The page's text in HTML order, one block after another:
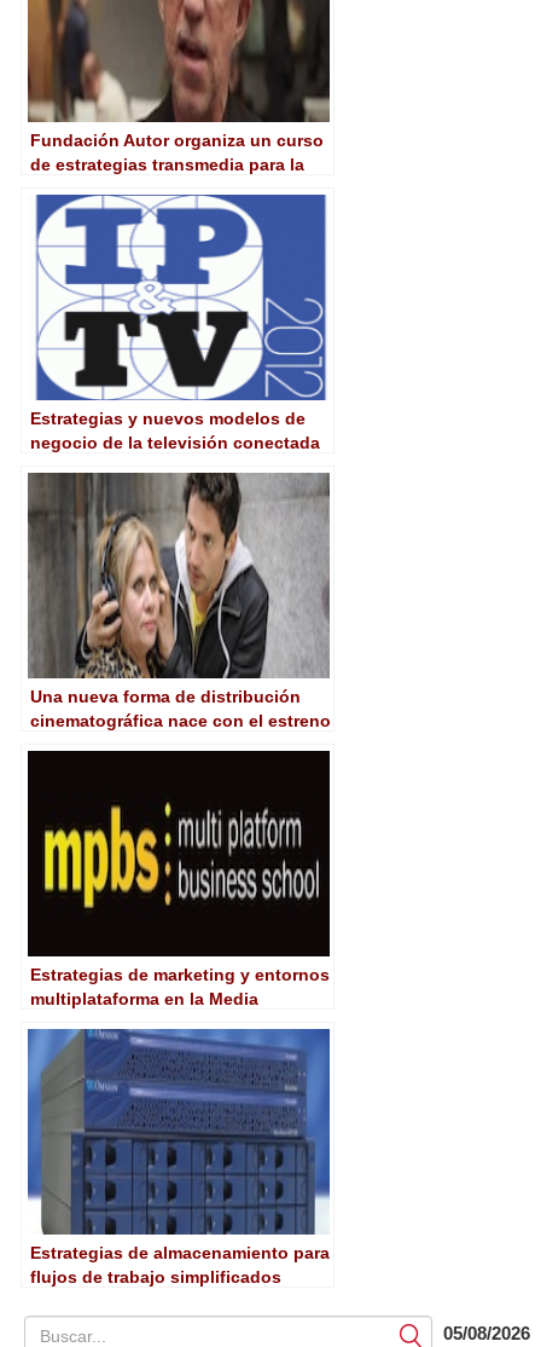
Fundación Autor organiza un curso
de estrategias transmedia para la
Reilhac
Estrategias y nuevos modelos de
negocio de la televisión conectada
Una nueva forma de distribución
cinematográfica nace con el estreno
Estrategias de marketing y entornos
multiplataforma en la Media
Estrategias de almacenamiento para
flujos de trabajo simplificados
Submit05/08/2026